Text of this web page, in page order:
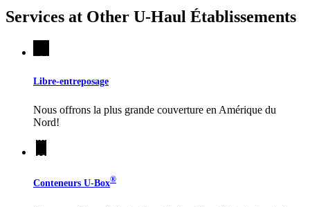
Services at Other U-Haul Établissements
Libre-entreposage
Nous offrons la plus grande couverture en Amérique du
Nord!
Conteneurs U-Box®